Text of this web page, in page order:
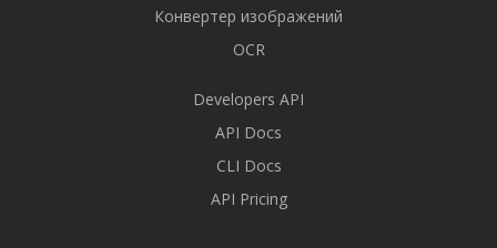
Конвертер изображений
OCR
Developers API
API Docs
CLI Docs
API Pricing